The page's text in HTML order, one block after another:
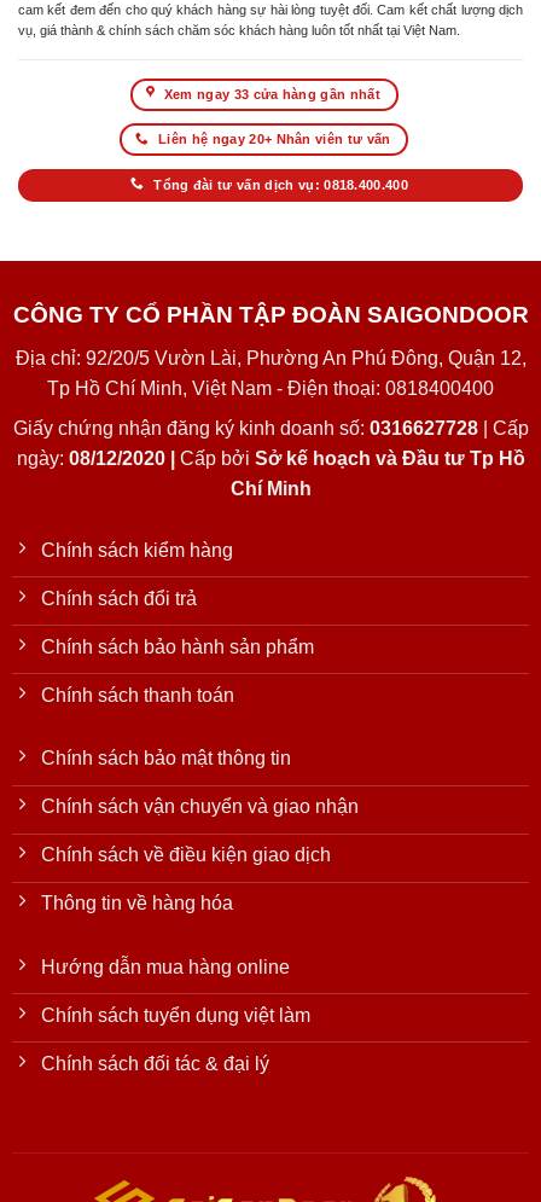
cam kết đem đến cho quý khách hàng sự hài lòng tuyệt đối. Cam kết chất lượng dịch
vụ, giá thành & chính sách chăm sóc khách hàng luôn tốt nhất tại Việt Nam.
Xem ngay 33 cửa hàng gần nhất
Liên hệ ngay 20+ Nhân viên tư vấn
Tổng đài tư vấn dịch vụ: 0818.400.400
CÔNG TY CỔ PHẦN TẬP ĐOÀN SAIGONDOOR
Địa chỉ: 92/20/5 Vườn Lài, Phường An Phú Đông, Quận 12,
Tp Hồ Chí Minh, Việt Nam - Điện thoại: 0818400400
Giấy chứng nhận đăng ký kinh doanh số: 0316627728| Cấp
ngày: 08/12/2020 | Cấp bởi Sở kế hoạch và Đầu tư Tp Hồ
Chí Minh
Chính sách kiểm hàng
Chính sách đổi trả
Chính sách bảo hành sản phẩm
Chính sách thanh toán
Chính sách bảo mật thông tin
Chính sách vận chuyển và giao nhận
Chính sách về điều kiện giao dịch
Thông tin về hàng hóa
Hướng dẫn mua hàng online
Chính sách tuyển dụng việt làm
Chính sách đối tác & đại lý